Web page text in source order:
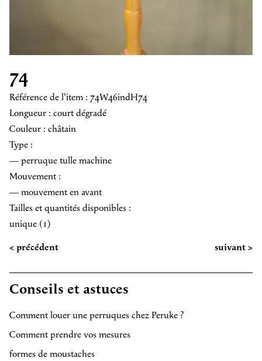
74
Référence de l'item : 74W46indH74
Longueur : court dégradé
Couleur : châtain
Type :
— perruque tulle machine
Mouvement :
— mouvement en avant
Tailles et quantités disponibles :
unique (1)
< précédent
suivant >
Conseils et astuces
Comment louer une perruques chez Peruke ?
Comment prendre vos mesures
formes de moustaches